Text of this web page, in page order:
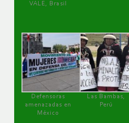
VALE, Brasil
Defensoras
amenazadas en
México
Las Bambas,
Perú